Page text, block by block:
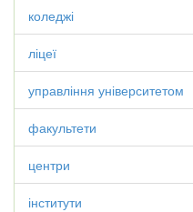
коледжі
ліцеї
управління університетом
факультети
центри
інститути